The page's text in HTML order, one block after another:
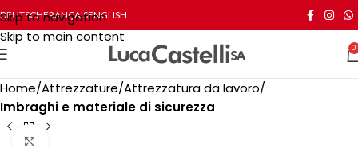
Skip to navigation
Skip to main content
DEUTSCHFRANÇAISENGLISH
0
Home Attrezzature Attrezzatura da lavoro
Imbraghi e materiale di sicurezza